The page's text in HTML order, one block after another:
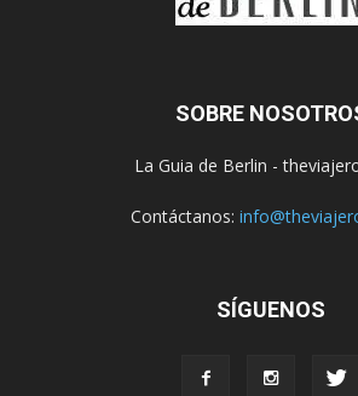
SOBRE
La Guia de Berlin -
Contáctanos:
SÍGUENOS